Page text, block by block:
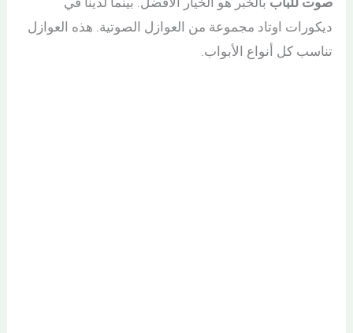
ديكورات اوتاد مجموعة من العوازل الصوتية. هذه العوازل
تناسب كل أنواع الأبواب.